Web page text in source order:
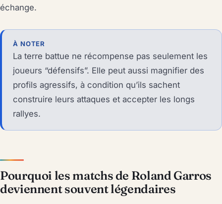
échange.
À NOTER
La terre battue ne récompense pas seulement les
joueurs “défensifs”. Elle peut aussi magnifier des
profils agressifs, à condition qu’ils sachent
construire leurs attaques et accepter les longs
rallyes.
Pourquoi les matchs de Roland Garros
deviennent souvent légendaires